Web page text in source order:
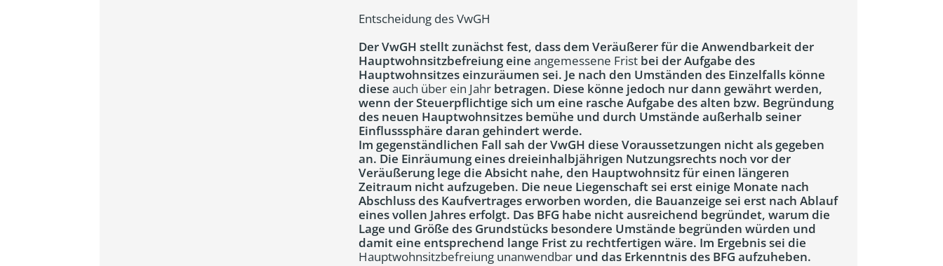
Entscheidung des VwGH
Der VwGH stellt zunächst fest, dass dem Veräußerer für die Anwendbarkeit der
Hauptwohnsitzbefreiung eine angemessene Frist bei der Aufgabe des
Hauptwohnsitzes einzuräumen sei. Je nach den Umständen des Einzelfalls könne
diese auch über ein Jahr betragen. Diese könne jedoch nur dann gewährt werden,
wenn der Steuerpflichtige sich um eine rasche Aufgabe des alten bzw. Begründung
des neuen Hauptwohnsitzes bemühe und durch Umstände außerhalb seiner
Einflusssphäre daran gehindert werde.
Im gegenständlichen Fall sah der VwGH diese Voraussetzungen nicht als gegeben
an. Die Einräumung eines dreieinhalbjährigen Nutzungsrechts noch vor der
Veräußerung lege die Absicht nahe, den Hauptwohnsitz für einen längeren
Zeitraum nicht aufzugeben. Die neue Liegenschaft sei erst einige Monate nach
Abschluss des Kaufvertrages erworben worden, die Bauanzeige sei erst nach Ablauf
eines vollen Jahres erfolgt. Das BFG habe nicht ausreichend begründet, warum die
Lage und Größe des Grundstücks besondere Umstände begründen würden und
damit eine entsprechend lange Frist zu rechtfertigen wäre. Im Ergebnis sei die
Hauptwohnsitzbefreiung unanwendbar und das Erkenntnis des BFG aufzuheben.